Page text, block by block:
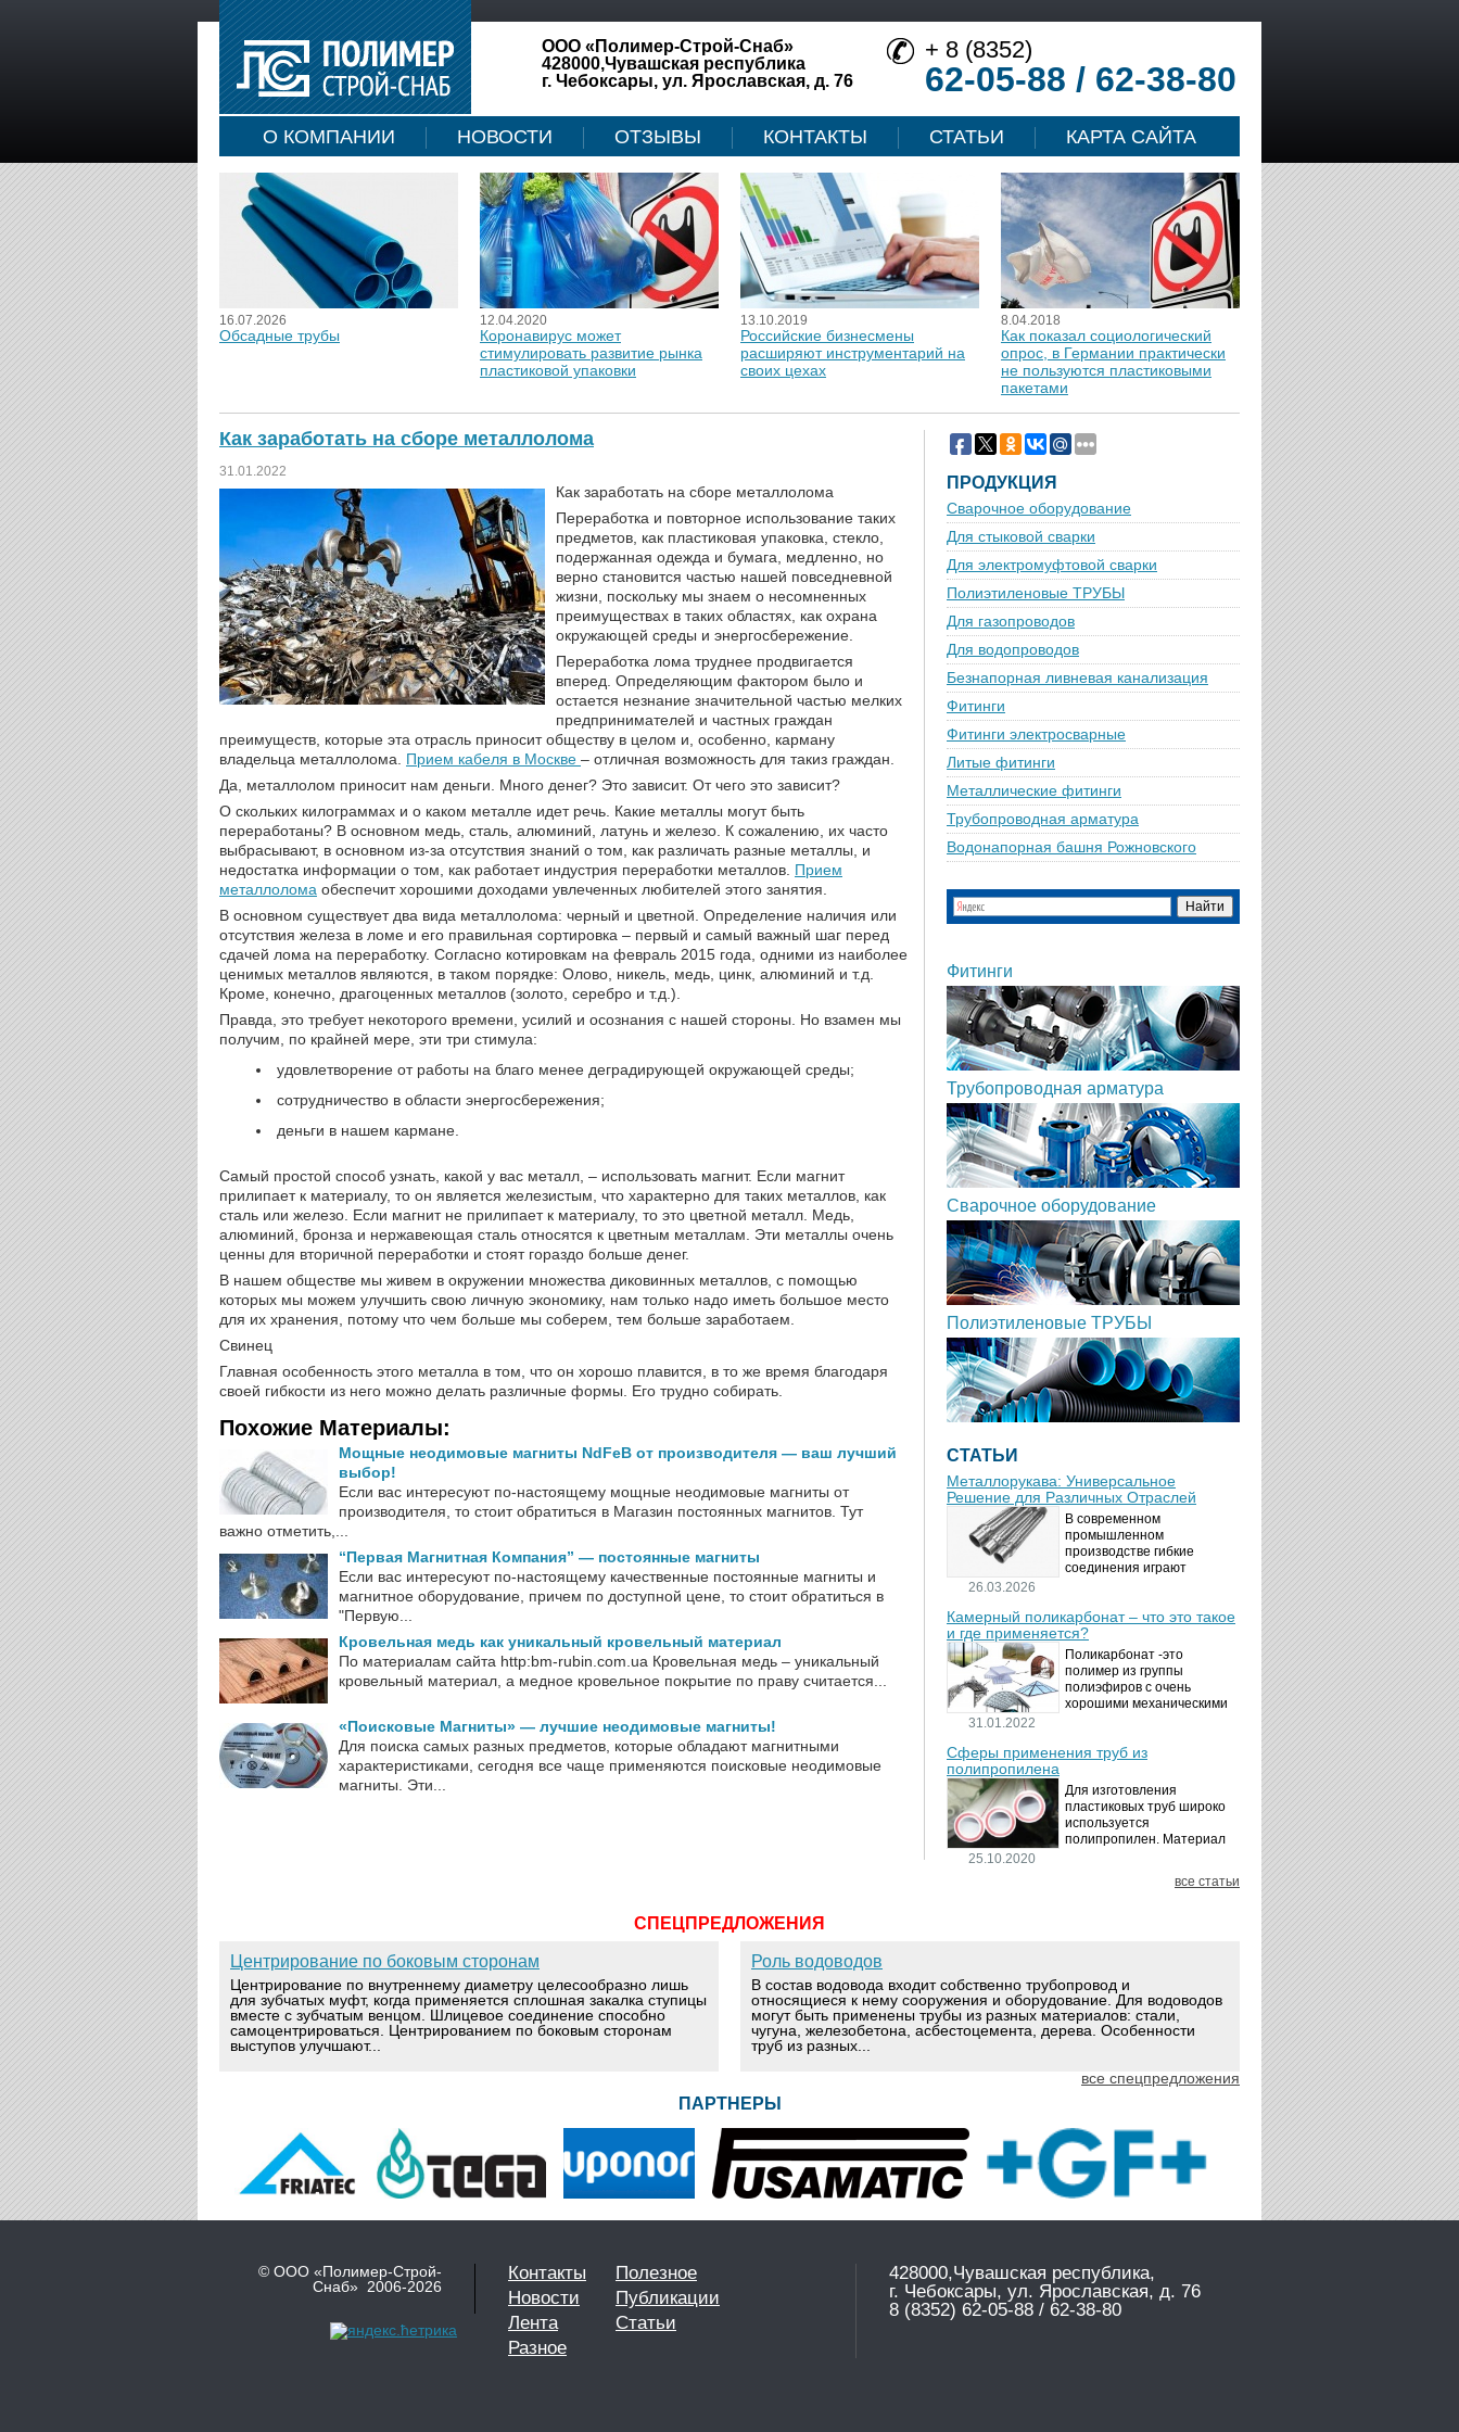
ООО «Полимер-Строй-Снаб»
428000,Чувашская республика
г. Чебоксары, ул. Ярославская, д. 76
+ 8 (8352)
62-05-88 / 62-38-80
О КОМПАНИИ НОВОСТИ ОТЗЫВЫ КОНТАКТЫ СТАТЬИ КАРТА САЙТА
16.07.2026
Обсадные трубы
12.04.2020
Коронавирус может
стимулировать развитие рынка
пластиковой упаковки
13.10.2019
Российские бизнесмены
расширяют инструментарий на
своих цехах
8.04.2018
Как показал социологический
опрос, в Германии практически
не пользуются пластиковыми
пакетами
Как заработать на сборе металлолома
31.01.2022
Как заработать на сборе металлолома
Переработка и повторное использование таких
предметов, как пластиковая упаковка, стекло,
подержанная одежда и бумага, медленно, но
верно становится частью нашей повседневной
жизни, поскольку мы знаем о несомненных
преимуществах в таких областях, как охрана
окружающей среды и энергосбережение.
Переработка лома труднее продвигается
вперед. Определяющим фактором было и
остается незнание значительной частью мелких
предпринимателей и частных граждан
преимуществ, которые эта отрасль приносит обществу в целом и, особенно, карману
владельца металлолома. Прием кабеля в Москве – отличная возможность для такиз граждан.
Да, металлолом приносит нам деньги. Много денег? Это зависит. От чего это зависит?
О скольких килограммах и о каком металле идет речь. Какие металлы могут быть
переработаны? В основном медь, сталь, алюминий, латунь и железо. К сожалению, их часто
выбрасывают, в основном из-за отсутствия знаний о том, как различать разные металлы, и
недостатка информации о том, как работает индустрия переработки металлов. Прием
металлолома обеспечит хорошими доходами увлеченных любителей этого занятия.
В основном существует два вида металлолома: черный и цветной. Определение наличия или
отсутствия железа в ломе и его правильная сортировка – первый и самый важный шаг перед
сдачей лома на переработку. Согласно котировкам на февраль 2015 года, одними из наиболее
ценимых металлов являются, в таком порядке: Олово, никель, медь, цинк, алюминий и т.д.
Кроме, конечно, драгоценных металлов (золото, серебро и т.д.).
Правда, это требует некоторого времени, усилий и осознания с нашей стороны. Но взамен мы
получим, по крайней мере, эти три стимула:
удовлетворение от работы на благо менее деградирующей окружающей среды;
сотрудничество в области энергосбережения;
деньги в нашем кармане.
Самый простой способ узнать, какой у вас металл, – использовать магнит. Если магнит
прилипает к материалу, то он является железистым, что характерно для таких металлов, как
сталь или железо. Если магнит не прилипает к материалу, то это цветной металл. Медь,
алюминий, бронза и нержавеющая сталь относятся к цветным металлам. Эти металлы очень
ценны для вторичной переработки и стоят гораздо больше денег.
В нашем обществе мы живем в окружении множества диковинных металлов, с помощью
которых мы можем улучшить свою личную экономику, нам только надо иметь большое место
для их хранения, потому что чем больше мы соберем, тем больше заработаем.
Свинец
Главная особенность этого металла в том, что он хорошо плавится, в то же время благодаря
своей гибкости из него можно делать различные формы. Его трудно собирать.
Похожие Материалы:
Мощные неодимовые магниты NdFeB от производителя — ваш лучший
выбор!
Если вас интересуют по-настоящему мощные неодимовые магниты от
производителя, то стоит обратиться в Магазин постоянных магнитов. Тут
важно отметить,...
“Первая Магнитная Компания” — постоянные магниты
Если вас интересуют по-настоящему качественные постоянные магниты и
магнитное оборудование, причем по доступной цене, то стоит обратиться в
"Первую...
Кровельная медь как уникальный кровельный материал
По материалам сайта http:bm-rubin.com.ua Кровельная медь – уникальный
кровельный материал, а медное кровельное покрытие по праву считается...
«Поисковые Магниты» — лучшие неодимовые магниты!
Для поиска самых разных предметов, которые обладают магнитными
характеристиками, сегодня все чаще применяются поисковые неодимовые
магниты. Эти...
ПРОДУКЦИЯ
Сварочное оборудование
Для стыковой сварки
Для электромуфтовой сварки
Полиэтиленовые ТРУБЫ
Для газопроводов
Для водопроводов
Безнапорная ливневая канализация
Фитинги
Фитинги электросварные
Литые фитинги
Металлические фитинги
Трубопроводная арматура
Водонапорная башня Рожновского
Фитинги
Трубопроводная арматура
Сварочное оборудование
Полиэтиленовые ТРУБЫ
СТАТЬИ
Металлорукава: Универсальное
Решение для Различных Отраслей
26.03.2026
В современном
промышленном
производстве гибкие
соединения играют
безопасности
технологических процессов.
Металлорукава
представляют собой
универсальные...
Камерный поликарбонат – что это такое
и где применяется?
31.01.2022
Поликарбонат -это
полимер из группы
полиэфиров с очень
хорошими механическими
аморфный, с хорошей
высокой прозрачностью
материал идеально
подходит для...
Сферы применения труб из
полипропилена
25.10.2020
Для изготовления
пластиковых труб широко
используется
полипропилен. Материал
невосприимчив к коррозии,
все статьи
СПЕЦПРЕДЛОЖЕНИЯ
Центрирование по боковым сторонам
Центрирование по внутреннему диаметру целесообразно лишь
для зубчатых муфт, когда применяется сплошная закалка ступицы
вместе с зубчатым венцом. Шлицевое соединение способно
самоцентрироваться. Центрированием по боковым сторонам
выступов улучшают...
Роль водоводов
В состав водовода входит собственно трубопровод и
относящиеся к нему сооружения и оборудование. Для водоводов
могут быть применены трубы из разных материалов: стали,
чугуна, железобетона, асбестоцемента, дерева. Особенности
труб из разных...
все спецпредложения
ПАРТНЕРЫ
© ООО «Полимер-Строй-
Снаб» 2006-2026
Контакты
Новости
Лента
Полезное
Публикации
Статьи
Разное
428000,Чувашская республика,
г. Чебоксары, ул. Ярославская, д. 76
8 (8352) 62-05-88 / 62-38-80